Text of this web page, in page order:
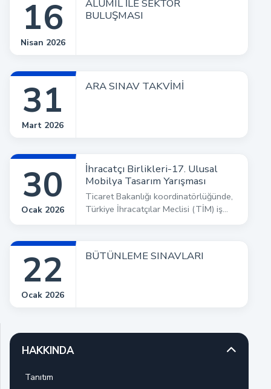
16
Nisan 2026
ALUMIL İLE SEKTÖR
BULUŞMASI
31
Mart 2026
ARA SINAV TAKVİMİ
30
Ocak 2026
İhracatçı Birlikleri-17. Ulusal
Mobilya Tasarım Yarışması
Ticaret Bakanlığı koordinatörlüğünde,
Türkiye İhracatçılar Meclisi (TİM) iş
sektörünün gelişimine katkı sağlamak
22
Ocak 2026
BÜTÜNLEME SINAVLARI
HAKKINDA
Tanıtım